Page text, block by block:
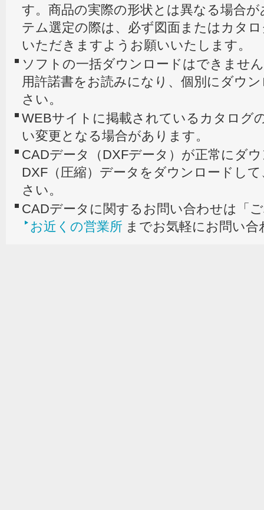
す。商品の実際の形状とは異なる場合
テム選定の際は、必ず図面またはカタ
いただきますようお願いいたします。
ソフトの一括ダウンロードはできませ
用許諾書をお読みになり、個別にダウ
さい。
WEBサイトに掲載されているカタログ
い変更となる場合があります。
CADデータ（DXFデータ）が正常にダ
DXF（圧縮）データをダウンロードし
さい。
CADデータに関するお問い合わせは「
お近くの営業所 までお気軽にお問い